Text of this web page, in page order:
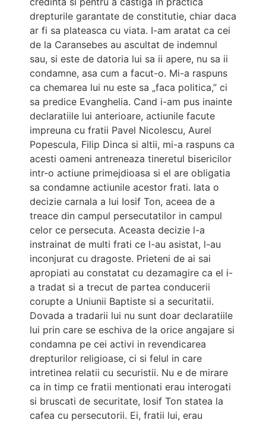
drepturile garantate de constitutie, chiar daca
ar fi sa plateasca cu viata. I-am aratat ca cei
de la Caransebes au ascultat de indemnul
sau, si este de datoria lui sa ii apere, nu sa ii
condamne, asa cum a facut-o. Mi-a raspuns
ca chemarea lui nu este sa „faca politica,” ci
sa predice Evanghelia. Cand i-am pus inainte
declaratiile lui anterioare, actiunile facute
impreuna cu fratii Pavel Nicolescu, Aurel
Popescula, Filip Dinca si altii, mi-a raspuns ca
acesti oameni antreneaza tineretul bisericilor
intr-o actiune primejdioasa si el are obligatia
sa condamne actiunile acestor frati. Iata o
decizie carnala a lui Iosif Ton, aceea de a
treace din campul persecutatilor in campul
celor ce persecuta. Aceasta decizie l-a
instrainat de multi frati ce l-au asistat, l-au
inconjurat cu dragoste. Prieteni de ai sai
apropiati au constatat cu dezamagire ca el i-
a tradat si a trecut de partea conducerii
corupte a Uniunii Baptiste si a securitatii.
Dovada a tradarii lui nu sunt doar declaratiile
lui prin care se eschiva de la orice angajare si
condamna pe cei activi in revendicarea
drepturilor religioase, ci si felul in care
intretinea relatii cu securistii. Nu e de mirare
ca in timp ce fratii mentionati erau interogati
si bruscati de securitate, Iosif Ton statea la
cafea cu persecutorii. Ei, fratii lui, erau